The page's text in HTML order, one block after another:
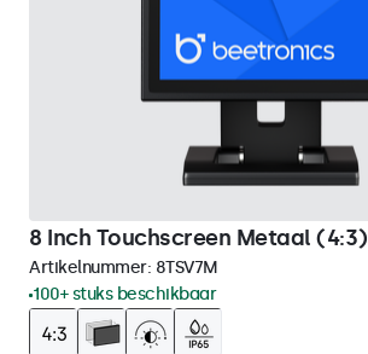
8 Inch Touchscreen Metaal (4:3)
Artikelnummer: 8TSV7M
100+ stuks beschikbaar